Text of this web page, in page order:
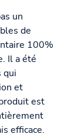
un
de
100%
Il a été
qui
et
est
efficace.